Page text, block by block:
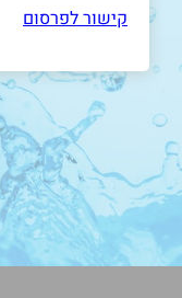
קישור לפרסום